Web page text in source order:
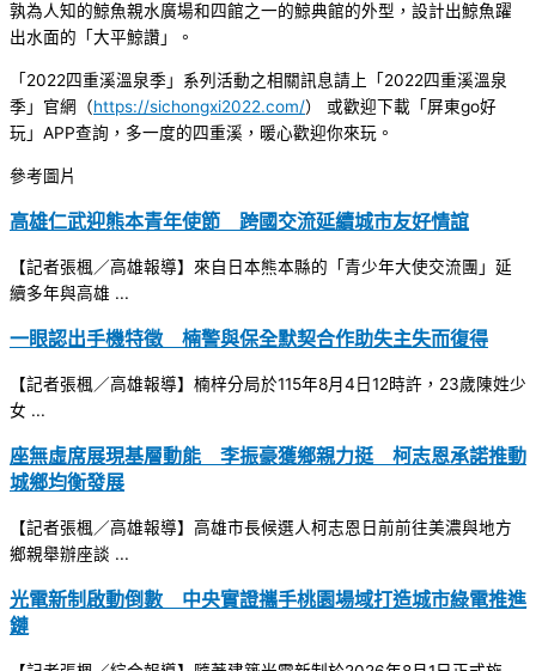
孰為人知的鯨魚親水廣場和四館之一的鯨典館的外型，設計出鯨魚躍
出水面的「大平鯨讚」。
「2022四重溪溫泉季」系列活動之相關訊息請上「2022四重溪溫泉
季」官網（https://sichongxi2022.com/） 或歡迎下載「屏東go好
玩」APP查詢，多一度的四重溪，暖心歡迎你來玩。
參考圖片
高雄仁武迎熊本青年使節 跨國交流延續城市友好情誼
【記者張楓／高雄報導】來自日本熊本縣的「青少年大使交流團」延
續多年與高雄 ...
一眼認出手機特徵 楠警與保全默契合作助失主失而復得
【記者張楓／高雄報導】楠梓分局於115年8月4日12時許，23歲陳姓少
女 ...
座無虛席展現基層動能 李振豪獲鄉親力挺 柯志恩承諾推動
城鄉均衡發展
【記者張楓／高雄報導】高雄市長候選人柯志恩日前前往美濃與地方
鄉親舉辦座談 ...
光電新制啟動倒數 中央實證攜手桃園場域打造城市綠電推進
鏈